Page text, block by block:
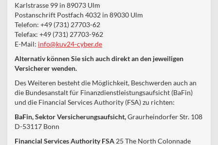
Karlstrasse 99 in 89073 Ulm
Postanschrift Postfach 4032 in 89030 Ulm
Telefon: +49 (731) 27703-62
Telefax: +49 (731) 27703-962
E-Mail: info@kuv24-cyber.de
Alternativ können Sie sich auch direkt an den jeweiligen
Versicherer wenden.
Des Weiteren besteht die Möglichkeit, Beschwerden auch an
die Bundesanstalt für Finanzdienstleistungsaufsicht (BaFin)
und die Financial Services Authority (FSA) zu richten:
BaFin, Sektor Versicherungsaufsicht,Graurheindorfer Str. 108
D-53117 Bonn
Financial Services Authority FSA 25 The North Colonnade